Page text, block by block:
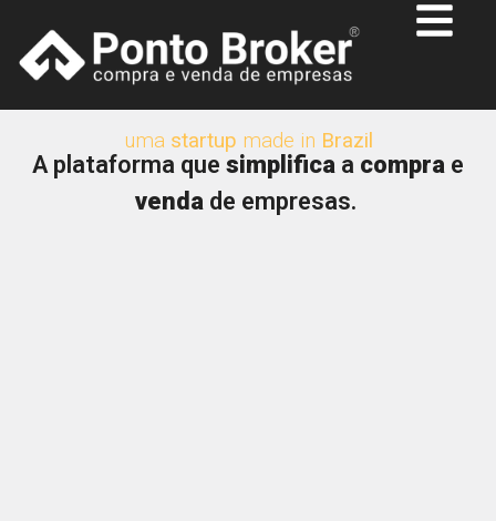
uma startup made in Brazil
A plataforma que simplifica a compra e
vendade empresas.